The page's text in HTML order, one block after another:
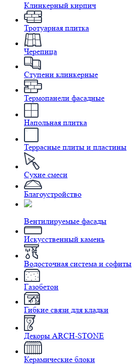
Клинкерный кирпич
Тротуарная плитка
Черепица
Ступени клинкерные
Термопанели фасадные
Напольная плитка
Террасные плиты и пластины
Сухие смеси
Благоустройство
Вентилируемые фасады
Искусственный камень
Водосточная система и софиты
Газобетон
Гибкие связи для кладки
Декоры ARCH-STONE
Керамические блоки